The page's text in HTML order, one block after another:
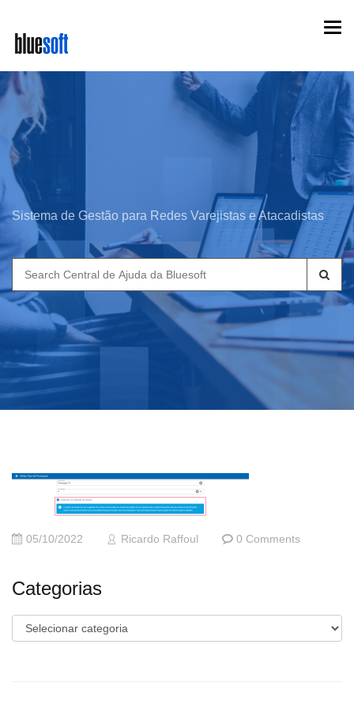
main
content
Sistema de Gestão para Redes Varejistas e Atacadistas
Search
for:
05/10/2022 Ricardo Raffoul 0 Comments
Categorias
Categorias